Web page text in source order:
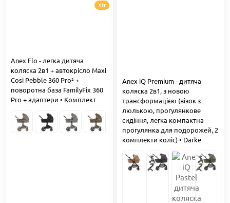
Хіт
Anex Flo - легка дитяча
коляска 2в1 + автокрісло Maxi
Cosi Pebble 360 Pro² +
поворотна база FamilyFix 360
Pro + адаптери • Комплект
Anex iQ Premium - дитяча
коляска 2в1, з новою
трансформацією (візок з
люлькою, прогулянкове
сидіння, легка компактна
прогулянка для подорожей, 2
комплекти коліс) • Darke